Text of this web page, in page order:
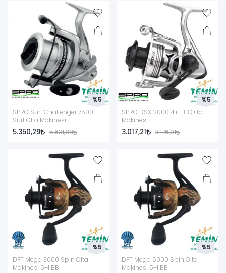
SPRO Surf Challenger 7500
Surf Olta Makinesi
5.350,29 5.631,88
%5
SPRO DSX 2000 4+1 BB Olta
Makinesi
3.017,21 3.176,01
%5
DFT Mega 3000 Spin Olta
Makinesi 5+1 BB
%5
DFT Mega 5000 Spin Olta
Makinesi 5+1 BB
%5